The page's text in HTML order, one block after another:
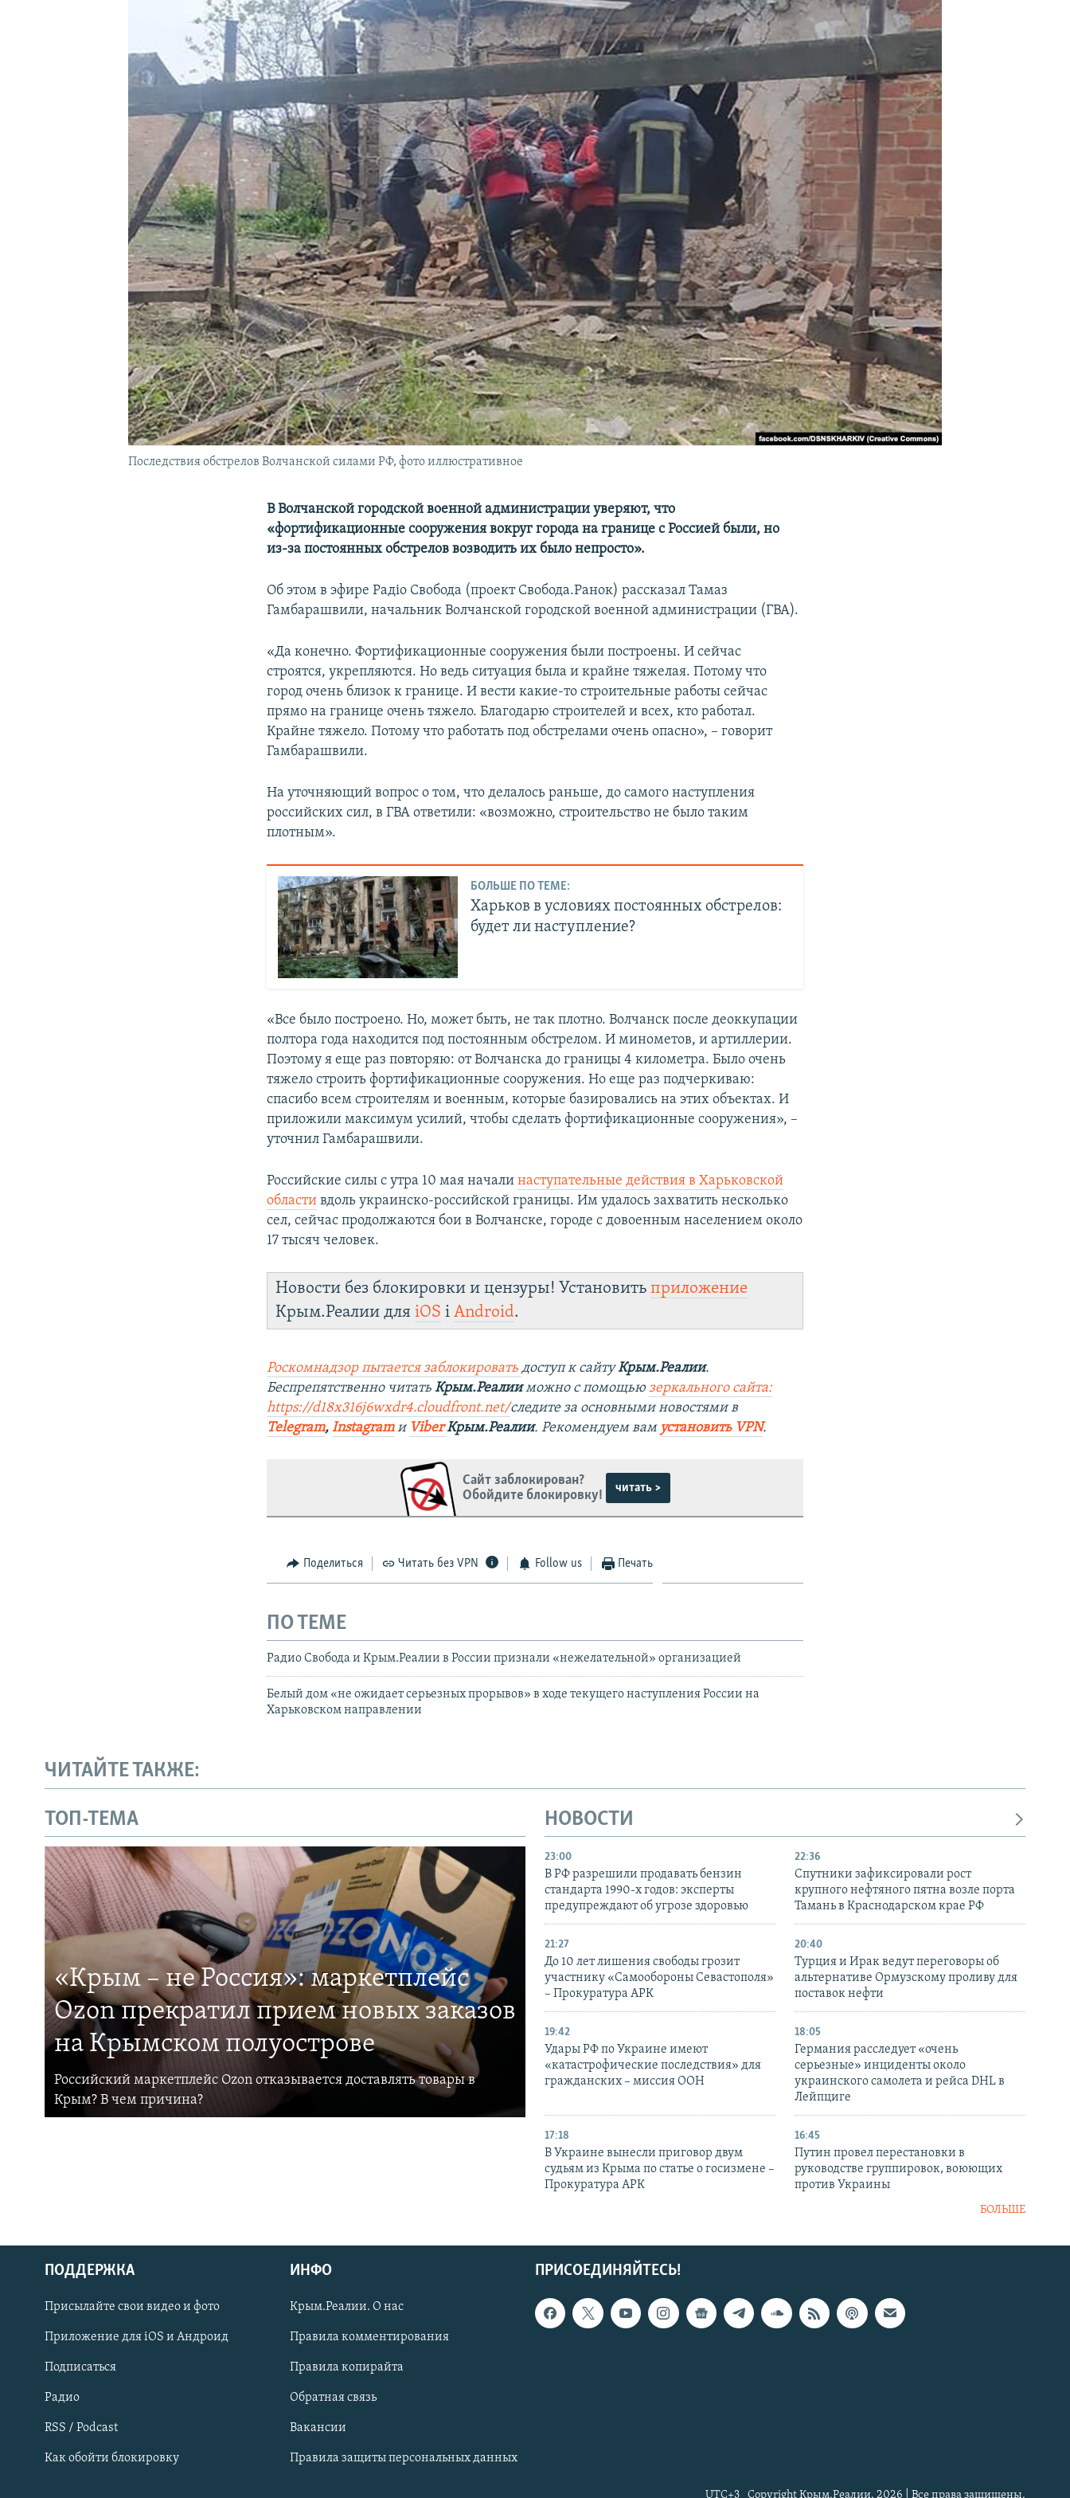
УКРАИНСКАЯ ПРОБЛЕМА КРЫМА
Українською
Qırımtatar
ПРИСОЕДИНЯЙТЕСЬ!
Последствия обстрелов Волчанской силами РФ, фото иллюстративное
В Волчанской городской военной администрации уверяют, что
«фортификационные сооружения вокруг города на границе с Россией были, но
из-за постоянных обстрелов возводить их было непросто».
Об этом в эфире Радіо Свобода (проект Свобода.Ранок) рассказал Тамаз
Гамбарашвили, начальник Волчанской городской военной администрации (ГВА).
«Да конечно. Фортификационные сооружения были построены. И сейчас
строятся, укрепляются. Но ведь ситуация была и крайне тяжелая. Потому что
город очень близок к границе. И вести какие-то строительные работы сейчас
прямо на границе очень тяжело. Благодарю строителей и всех, кто работал.
Крайне тяжело. Потому что работать под обстрелами очень опасно», – говорит
Гамбарашвили.
На уточняющий вопрос о том, что делалось раньше, до самого наступления
российских сил, в ГВА ответили: «возможно, строительство не было таким
плотным».
БОЛЬШЕ ПО ТЕМЕ:
Харьков в условиях постоянных обстрелов:
будет ли наступление?
«Все было построено. Но, может быть, не так плотно. Волчанск после деоккупации
полтора года находится под постоянным обстрелом. И минометов, и артиллерии.
Поэтому я еще раз повторяю: от Волчанска до границы 4 километра. Было очень
тяжело строить фортификационные сооружения. Но еще раз подчеркиваю:
спасибо всем строителям и военным, которые базировались на этих объектах. И
приложили максимум усилий, чтобы сделать фортификационные сооружения», –
уточнил Гамбарашвили.
Российские силы с утра 10 мая началинаступательные действия в Харьковской
области вдоль украинско-российской границы. Им удалось захватить несколько
сел, сейчас продолжаются бои в Волчанске, городе с довоенным населением около
17 тысяч человек.
Новости без блокировки и цензуры! Установитьприложение
Крым.Реалии дляiOS іAndroid.
Роскомнадзор пытается заблокировать доступ к сайтуКрым.Реалии.
Беспрепятственно читатьКрым.Реалииможно с помощьюзеркального сайта:
https://d18x316j6wxdr4.cloudfront.net/следите за основными новостями в
Telegram,Instagramи Viber Крым.Реалии. Рекомендуем вам установить VPN.
Сайт заблокирован?
Обойдите блокировку!
читать >
Поделиться Читать без VPN Follow us Печать
ПО ТЕМЕ
Радио Свобода и Крым.Реалии в России признали «нежелательной» организацией
Белый дом «не ожидает серьезных прорывов» в ходе текущего наступления России на
Харьковском направлении
ЧИТАЙТЕ ТАКЖЕ:
ТОП-ТЕМА
«Крым – не Россия»: маркетплейс
Ozon прекратил прием новых заказов
на Крымском полуострове
Российский маркетплейс Ozon отказывается доставлять товары в
Крым? В чем причина?
НОВОСТИ
23:00
В РФ разрешили продавать бензин
стандарта 1990-х годов: эксперты
предупреждают об угрозе здоровью
22:36
Спутники зафиксировали рост
крупного нефтяного пятна возле порта
Тамань в Краснодарском крае РФ
21:27
До 10 лет лишения свободы грозит
участнику «Самообороны Севастополя»
– Прокуратура АРК
20:40
Турция и Ирак ведут переговоры об
альтернативе Ормузскому проливу для
поставок нефти
19:42
Удары РФ по Украине имеют
«катастрофические последствия» для
гражданских – миссия ООН
18:05
Германия расследует «очень
серьезные» инциденты около
украинского самолета и рейса DHL в
Лейпциге
17:18
В Украине вынесли приговор двум
судьям из Крыма по статье о госизмене –
Прокуратура АРК
16:45
Путин провел перестановки в
руководстве группировок, воюющих
против Украины
БОЛЬШЕ
ПРИСОЕДИНЯЙТЕСЬ!
ПОДДЕРЖКА
Присылайте свои видео и фото
Приложение для iOS и Андроид
Подписаться
Радио
RSS / Podcast
Как обойти блокировку
ИНФО
Крым.Реалии. О нас
Правила комментирования
Правила копирайта
Обратная связь
Вакансии
Правила защиты персональных данных
Copyright Крым.Реалии, 2026 | Все права защищены.
UTC+3